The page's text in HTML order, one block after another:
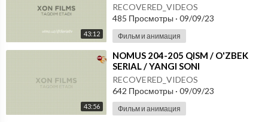
43:12
RECOVERED_VIDEOS
485 Просмотры · 09/09/23
Фильм и анимация
43:56
⁣NOMUS 204-205 QISM / O'ZBEK
SERIAL / YANGI SONI
RECOVERED_VIDEOS
642 Просмотры · 09/09/23
Фильм и анимация